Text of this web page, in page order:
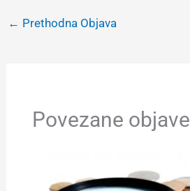
← Prethodna Objava
Povezane objave